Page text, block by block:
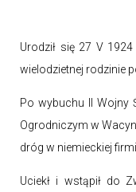
Urodził się 27 V
wielodzietnej rodzinie
Po wybuchu II Wojny
Ogrodniczym w
dróg w niemieckiej
Uciekł i wstąpił do